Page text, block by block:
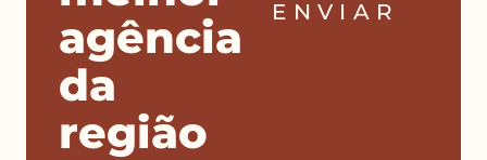
agência
da
região
ENVIAR